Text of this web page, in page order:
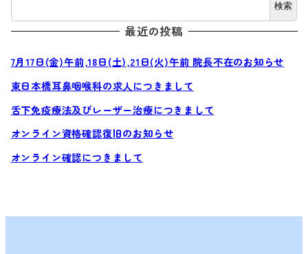
検索
最近の投稿
7月17日(金)午前,18日(土),21日(火)午前 院長不在のお知らせ
東日本橋耳鼻咽喉科の求人につきまして
舌下免疫療法及びレーザー治療につきまして
オンライン資格確認復旧のお知らせ
オンライン確認につきまして